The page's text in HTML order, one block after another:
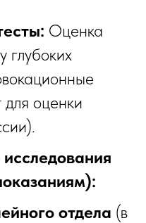
Оценка
глубоких
для оценки
отдела (в